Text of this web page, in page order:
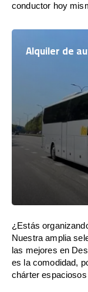
conductor hoy
Alquiler de
¿Estás
Nuestra amplia
las mejores en
es la comodidad,
chárter